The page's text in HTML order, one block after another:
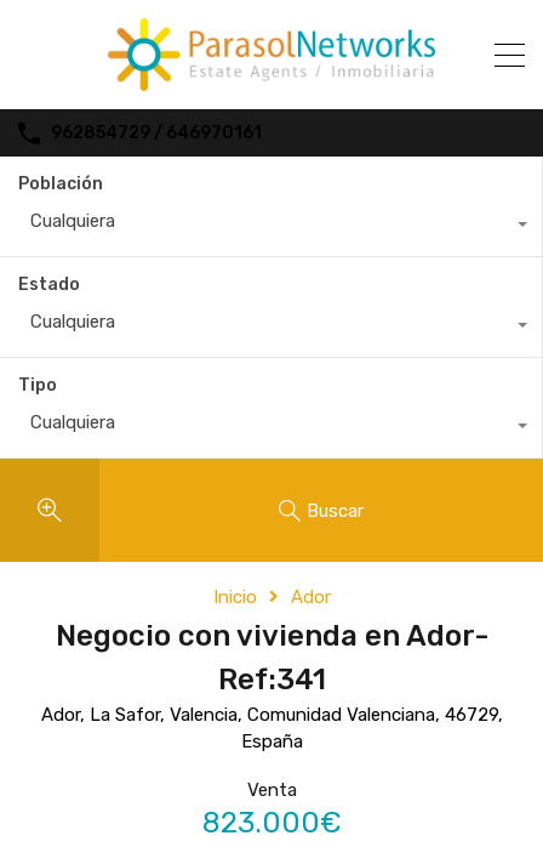
962854729 / 646970161
Población
Cualquiera
Estado
Cualquiera
Tipo
Cualquiera
Buscar
Inicio Ador
Negocio con vivienda en Ador-
Ref:341
Ador, La Safor, Valencia, Comunidad Valenciana, 46729,
España
Venta
823.000€